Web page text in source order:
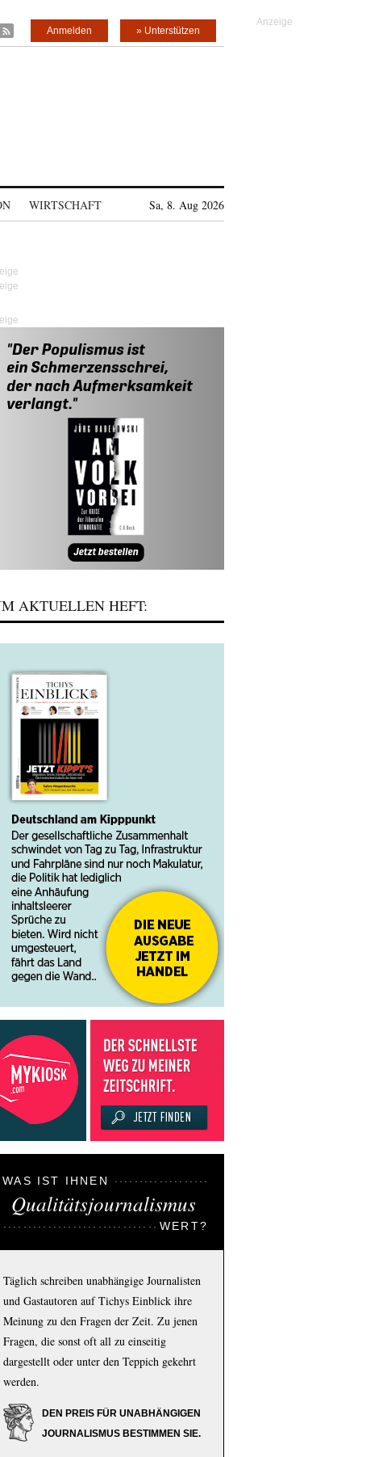
» Unterstützen
Anmelden
WIRTSCHAFT Sa, 8. Aug 2026
AKTUELLEN HEFT:
WAS IST IHNEN
Qualitätsjournalismus
WERT?
Täglich schreiben unabhängige Journalisten
und Gastautoren auf Tichys Einblick ihre
Meinung zu den Fragen der Zeit. Zu jenen
Fragen, die sonst oft all zu einseitig
dargestellt oder unter den Teppich gekehrt
werden.
DEN PREIS FÜR UNABHÄNGIGEN
JOURNALISMUS BESTIMMEN SIE.